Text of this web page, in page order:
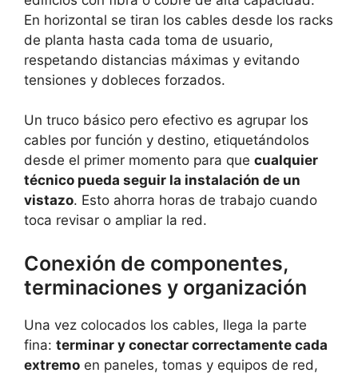
En horizontal se tiran los cables desde los racks
de planta hasta cada toma de usuario,
respetando distancias máximas y evitando
tensiones y dobleces forzados.
Un truco básico pero efectivo es agrupar los
cables por función y destino, etiquetándolos
desde el primer momento para que cualquier
técnico pueda seguir la instalación de un
vistazo. Esto ahorra horas de trabajo cuando
toca revisar o ampliar la red.
Conexión de componentes,
terminaciones y organización
Una vez colocados los cables, llega la parte
fina: terminar y conectar correctamente cada
extremo en paneles, tomas y equipos de red,